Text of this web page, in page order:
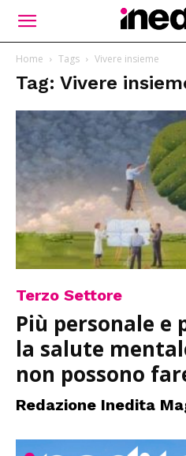
Home Tags Vivere insieme
Tag: Vivere
Terzo Settore
Più personale e
la salute
non possono
Redazione Inedita